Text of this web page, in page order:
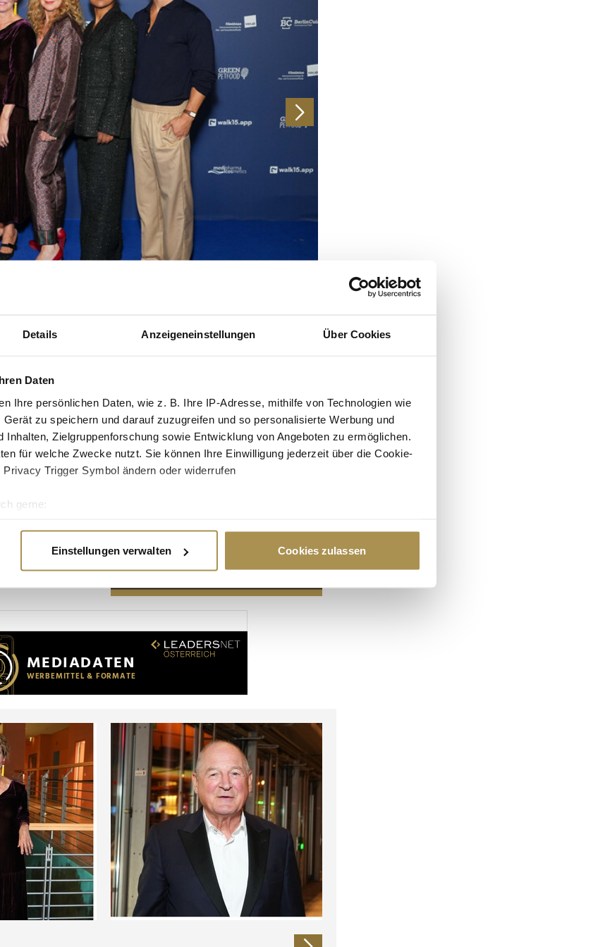
Details Anzeigeneinstellungen Über Cookies
Daten
Ihre persönlichen Daten, wie z. B. Ihre IP-Adresse, mithilfe von Technologien wie
zu speichern und darauf zuzugreifen und so personalisierte Werbung und
Inhalten, Zielgruppenforschung sowie Entwicklung von Angeboten zu ermöglichen.
für welche Zwecke nutzt. Sie können Ihre Einwilligung jederzeit über die Cookie-
Trigger Symbol ändern oder widerrufen
gerne:
Daten verarbeitet werden, und legen Sie Ihre Präferenzen im
Anzeigen zu personalisieren, Funktionen für soziale Medien anbieten zu können
Werbung und Analysen weiter. Unsere Partner führen diese Informationen
die Sie ihnen bereitgestellt haben oder die sie im Rahmen Ihrer Nutzung
Einstellungen verwalten Cookies zulassen
Advertisement